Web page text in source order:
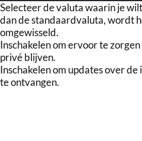
Selecteer de valuta waarin je
dan de standaardvaluta, wordt
omgewisseld.
Inschakelen om ervoor te
privé blijven.
Inschakelen om updates over
te ontvangen.